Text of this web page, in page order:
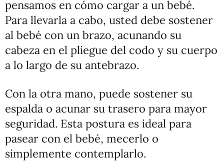
pensamos en cómo cargar a un bebé.
Para llevarla a cabo, usted debe sostener
al bebé con un brazo, acunando su
cabeza en el pliegue del codo y su cuerpo
a lo largo de su antebrazo.
Con la otra mano, puede sostener su
espalda o acunar su trasero para mayor
seguridad. Esta postura es ideal para
pasear con el bebé, mecerlo o
simplemente contemplarlo.